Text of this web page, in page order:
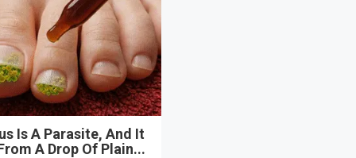
Is A Parasite, And It
A Drop Of Plain...